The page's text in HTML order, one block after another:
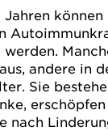
können
andere in
Sie
nach